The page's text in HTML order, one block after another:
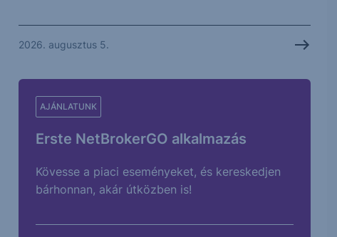
2026. augusztus 5.
AJÁNLATUNK
Erste NetBrokerGO alkalmazás
Kövesse a piaci eseményeket, és kereskedjen
bárhonnan, akár útközben is!